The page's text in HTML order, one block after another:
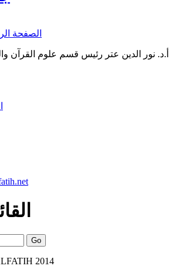
الصفحة
أ.د. نور الدين عتر رئيس قسم علوم القرآن
2014